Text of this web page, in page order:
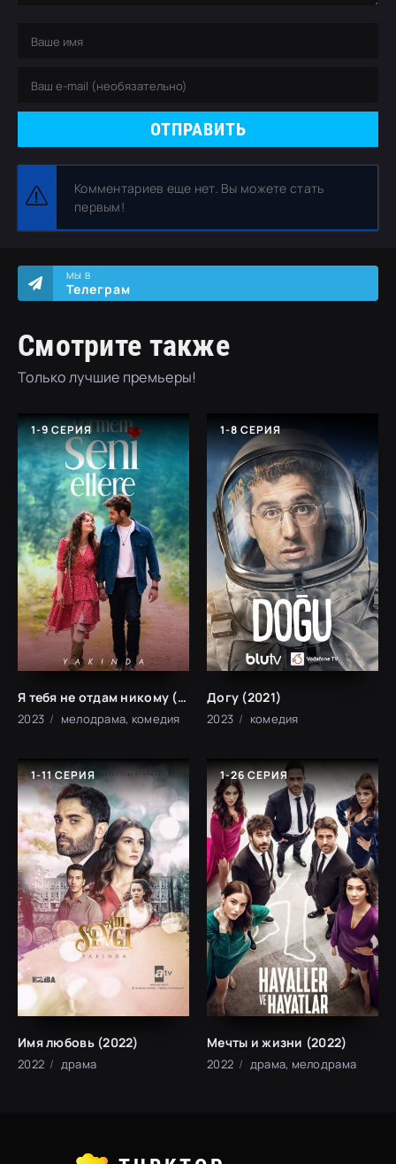
ОТПРАВИТЬ
Комментариев еще нет. Вы можете стать
первым!
Смотрите также
Только лучшие премьеры!
МЫ В
Телеграм
1-9 СЕРИЯ
Я тебя не отдам никому (2023)
2023 мелодрама, комедия
1-8 СЕРИЯ
Догу (2021)
2023 комедия
1-11 СЕРИЯ
Имя любовь (2022)
2022 драма
1-26 СЕРИЯ
Мечты и жизни (2022)
2022 драма, мелодрама